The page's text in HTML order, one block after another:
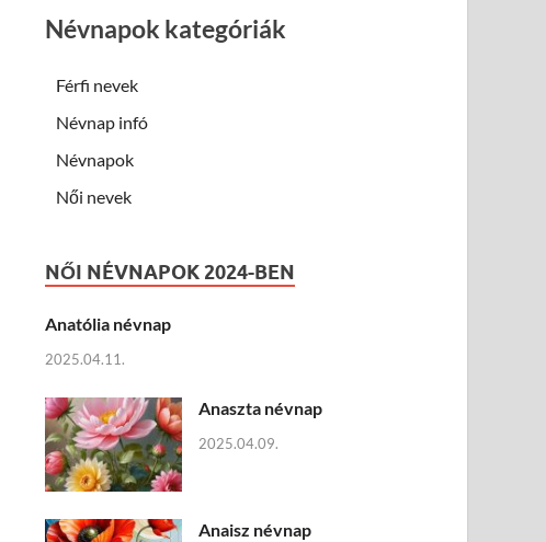
Névnapok kategóriák
Férfi nevek
Névnap infó
Névnapok
Női nevek
NŐI NÉVNAPOK 2024-BEN
Anatólia névnap
2025.04.11.
Anaszta névnap
2025.04.09.
Anaisz névnap